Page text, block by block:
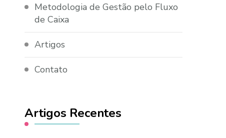
Metodologia de Gestão pelo Fluxo
de Caixa
Artigos
Contato
Artigos Recentes